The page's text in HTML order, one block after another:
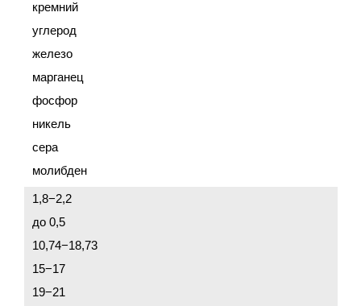
кремний
углерод
железо
марганец
фосфор
никель
сера
молибден
1,8−2,2
до 0,5
10,74−18,73
15−17
19−21